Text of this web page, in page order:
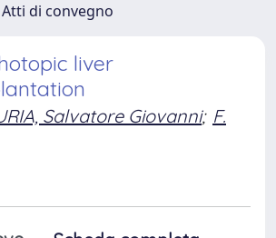
di convegno
liver
Salvatore Giovanni; F.